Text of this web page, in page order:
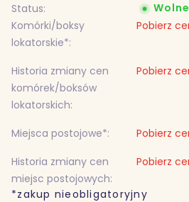
Status:
Wolne
Komórki/boksy
lokatorskie*:
Pobierz
Historia zmiany cen
komórek/boksów
lokatorskich:
Pobierz
Miejsca postojowe*:
Pobierz
Historia zmiany cen
miejsc postojowych:
Pobierz
*zakup nieobligatoryjny